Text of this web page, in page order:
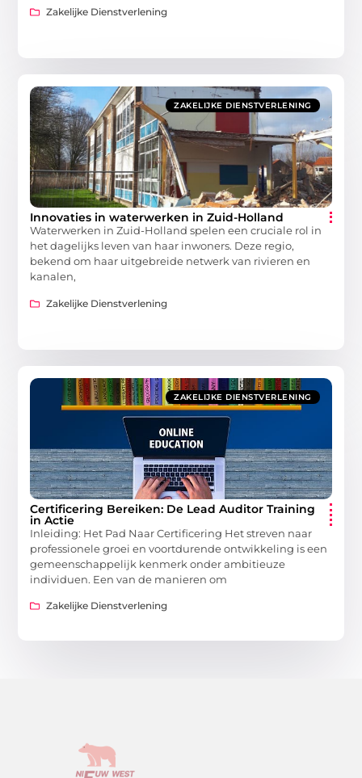
Zakelijke Dienstverlening
ZAKELIJKE DIENSTVERLENING
Innovaties in waterwerken in Zuid-Holland
Waterwerken in Zuid-Holland spelen een cruciale rol in
het dagelijks leven van haar inwoners. Deze regio,
bekend om haar uitgebreide netwerk van rivieren en
kanalen,
Zakelijke Dienstverlening
ZAKELIJKE DIENSTVERLENING
Certificering Bereiken: De Lead Auditor Training
in Actie
Inleiding: Het Pad Naar Certificering Het streven naar
professionele groei en voortdurende ontwikkeling is een
gemeenschappelijk kenmerk onder ambitieuze
individuen. Een van de manieren om
Zakelijke Dienstverlening